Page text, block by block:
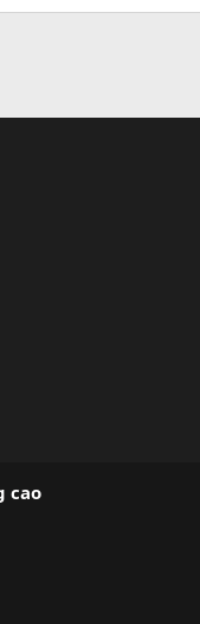
cao